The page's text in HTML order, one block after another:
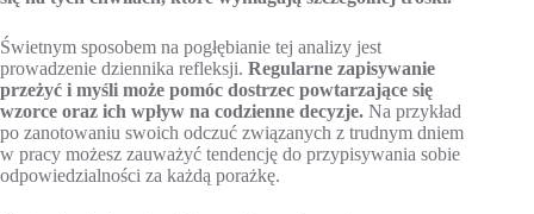
Świetnym sposobem na pogłębianie tej analizy jest
prowadzenie dziennika refleksji. Regularne zapisywanie
przeżyć i myśli może pomóc dostrzec powtarzające się
wzorce oraz ich wpływ na codzienne decyzje. Na przykład
po zanotowaniu swoich odczuć związanych z trudnym dniem
w pracy możesz zauważyć tendencję do przypisywania sobie
odpowiedzialności za każdą porażkę.